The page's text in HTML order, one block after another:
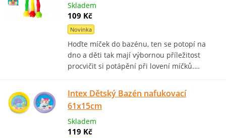
Skladem
109 Kč
Novinka
Hoďte míček do bazénu, ten se potopí na
dno a děti tak mají výbornou příležitost
procvičit si potápění při lovení míčků.…
Intex Dětský Bazén nafukovací
61x15cm
Skladem
119 Kč